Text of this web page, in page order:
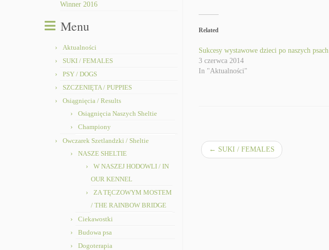
Winner 2016
Menu
Aktualności
SUKI / FEMALES
PSY / DOGS
SZCZENIĘTA / PUPPIES
Osiągnięcia / Results
Osiągnięcia Naszych Sheltie
Championy
Owczarek Szetlandzki / Sheltie
NASZE SHELTIE
W NASZEJ HODOWLI / IN
OUR KENNEL
ZA TĘCZOWYM MOSTEM
/ THE RAINBOW BRIDGE
Ciekawostki
Budowa psa
Dogoterapia
Related
Sukcesy wystawowe dzieci po naszych psach
3 czerwca 2014
In "Aktualności"
← SUKI / FEMALES